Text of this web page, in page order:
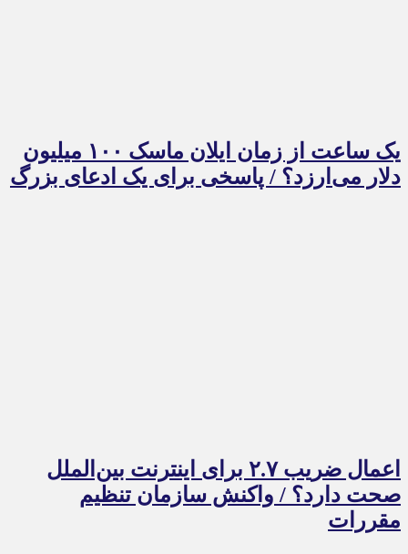
یک ساعت از زمان ایلان ماسک ۱۰۰ میلیون
دلار می‌ارزد؟ / پاسخی برای یک ادعای بزرگ
اعمال ضریب ۲.۷ برای اینترنت بین‌الملل
صحت دارد؟ / واکنش سازمان تنظیم
مقررات